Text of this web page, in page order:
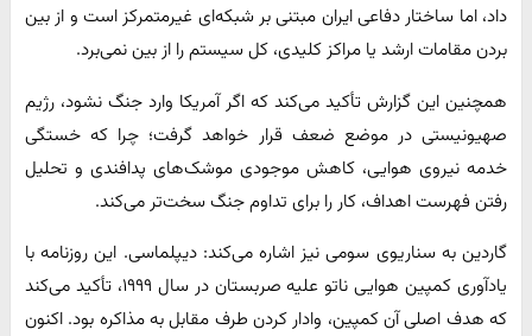
داد، اما ساختار دفاعی ایران مبتنی بر شبکه‌ای غیرمتمرکز است و از بین
بردن مقامات ارشد یا مراکز کلیدی، کل سیستم را از بین نمی‌برد.
همچنین این گزارش تأکید می‌کند که اگر آمریکا وارد جنگ نشود، رژیم
صهیونیستی در موضع ضعف قرار خواهد گرفت؛ چرا که خستگی
خدمه نیروی هوایی، کاهش موجودی موشک‌های پدافندی و تحلیل
رفتن فهرست اهداف، کار را برای تداوم جنگ سخت‌تر می‌کند.
گاردین به سناریوی سومی نیز اشاره می‌کند: دیپلماسی. این روزنامه با
یادآوری کمپین هوایی ناتو علیه صربستان در سال ۱۹۹۹، تأکید می‌کند
که هدف اصلی آن کمپین، وادار کردن طرف مقابل به مذاکره بود. اکنون